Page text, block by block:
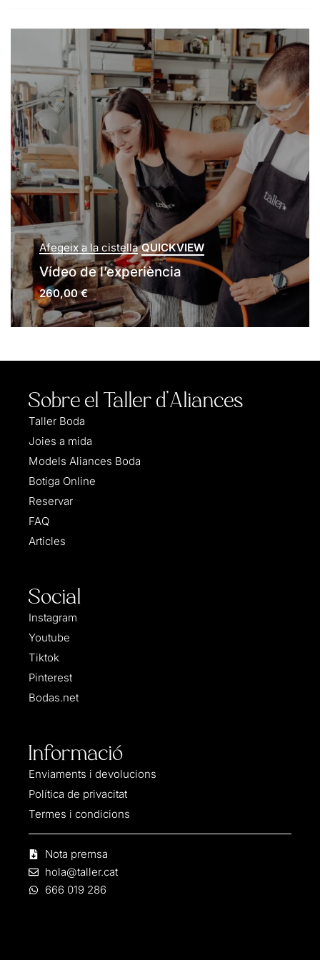
Afegeix a la cistella QUICKVIEW
Vídeo de l’experiència
260,00€
Sobre el Taller d'Aliances
Taller Boda
Joies a mida
Models Aliances Boda
Botiga Online
Reservar
FAQ
Articles
Social
Instagram
Youtube
Tiktok
Pinterest
Bodas.net
Informació
Enviaments i devolucions
Política de privacitat
Termes i condicions
Nota premsa
hola@taller.cat
666 019 286